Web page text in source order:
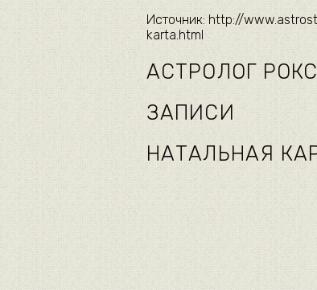
Источник: http://
karta.html
АСТРОЛОГ
ЗАПИСИ
НАТАЛЬНАЯ